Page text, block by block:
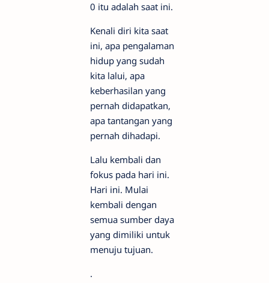
0 itu adalah saat ini.
Kenali diri kita saat
ini, apa pengalaman
hidup yang sudah
kita lalui, apa
keberhasilan yang
pernah didapatkan,
apa tantangan yang
pernah dihadapi.
Lalu kembali dan
fokus pada hari ini.
Hari ini. Mulai
kembali dengan
semua sumber daya
yang dimiliki untuk
menuju tujuan.
.